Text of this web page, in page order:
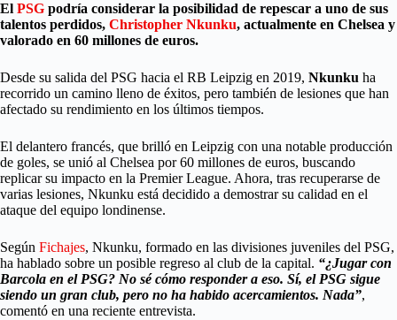
El PSG podría considerar la posibilidad de repescar a uno de sus
talentos perdidos, Christopher Nkunku, actualmente en Chelsea y
valorado en 60 millones de euros.
Desde su salida del PSG hacia el RB Leipzig en 2019, Nkunku ha
recorrido un camino lleno de éxitos, pero también de lesiones que han
afectado su rendimiento en los últimos tiempos.
El delantero francés, que brilló en Leipzig con una notable producción
de goles, se unió al Chelsea por 60 millones de euros, buscando
replicar su impacto en la Premier League. Ahora, tras recuperarse de
varias lesiones, Nkunku está decidido a demostrar su calidad en el
ataque del equipo londinense.
Según Fichajes, Nkunku, formado en las divisiones juveniles del PSG,
ha hablado sobre un posible regreso al club de la capital. “¿Jugar con
Barcola en el PSG? No sé cómo responder a eso. Sí, el PSG sigue
siendo un gran club, pero no ha habido acercamientos. Nada”,
comentó en una reciente entrevista.